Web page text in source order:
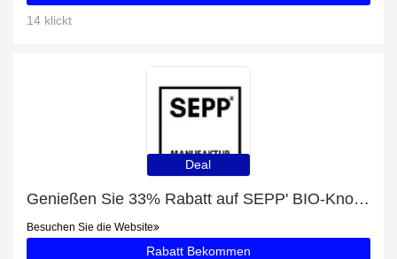
14 klickt
Deal
Genießen Sie 33% Rabatt auf SEPP' BIO-Knoblauchsalami (200g) + 13% zusätzlichen Rabatt
Besuchen Sie die Website
Rabatt Bekommen